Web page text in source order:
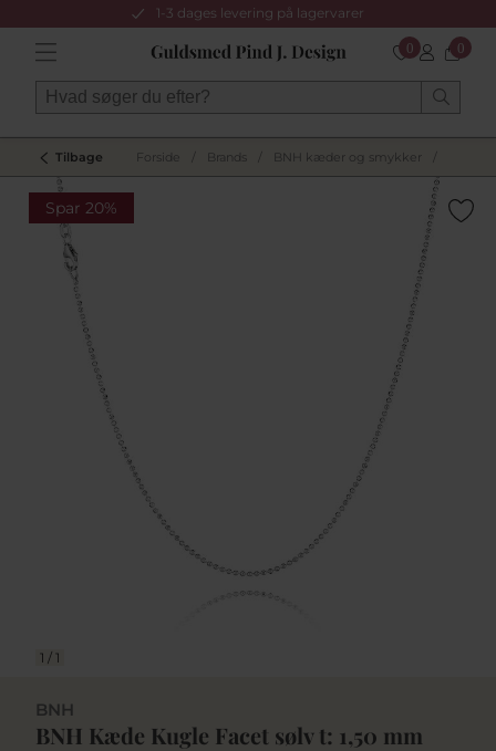
1-3 dages levering på lagervarer
0 0
Tilbage Forside Brands BNH kæder og smykker
Spar 20%
1 / 1
BNH
BNH Kæde Kugle Facet sølv t: 1,50 mm